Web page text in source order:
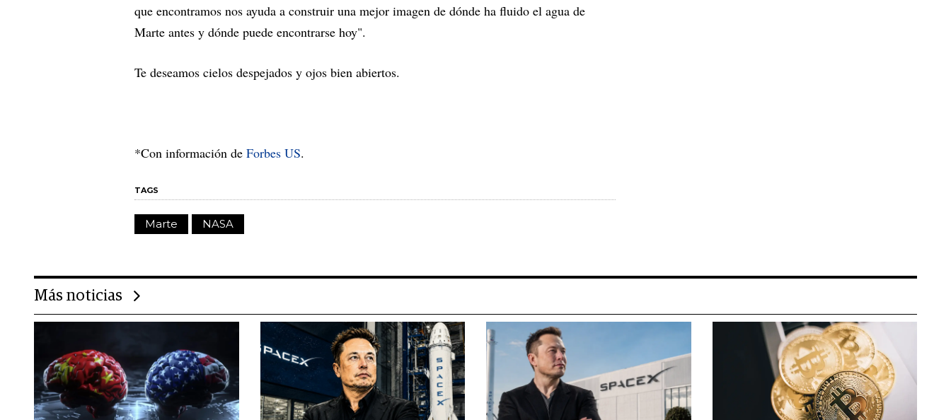
que encontramos nos ayuda a construir una mejor imagen de dónde ha fluido el agua de
Marte antes y dónde puede encontrarse hoy".
Te deseamos cielos despejados y ojos bien abiertos.
*Con información de Forbes US.
TAGS
Marte NASA
Más noticias